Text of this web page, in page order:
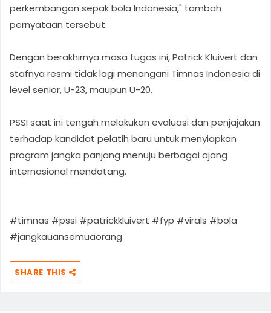
perkembangan sepak bola Indonesia," tambah
pernyataan tersebut.
Dengan berakhirnya masa tugas ini, Patrick Kluivert dan
stafnya resmi tidak lagi menangani Timnas Indonesia di
level senior, U-23, maupun U-20.
PSSI saat ini tengah melakukan evaluasi dan penjajakan
terhadap kandidat pelatih baru untuk menyiapkan
program jangka panjang menuju berbagai ajang
internasional mendatang.
#timnas #pssi #patrickkluivert #fyp #virals #bola
#jangkauansemuaorang
SHARE THIS